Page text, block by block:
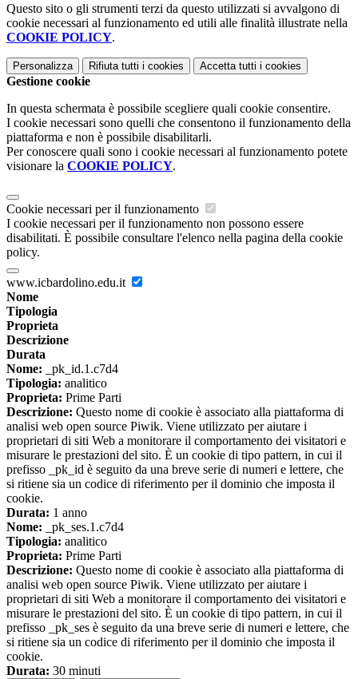
Questo sito o gli strumenti terzi da questo utilizzati si avvalgono di
cookie necessari al funzionamento ed utili alle finalità illustrate nella
COOKIE POLICY.
Personalizza Rifiuta tutti i cookies Accetta tutti i cookies
Gestione cookie
In questa schermata è possibile scegliere quali cookie consentire.
I cookie necessari sono quelli che consentono il funzionamento della
piattaforma e non è possibile disabilitarli.
Per conoscere quali sono i cookie necessari al funzionamento potete
visionare la COOKIE POLICY.
Cookie necessari per il funzionamento
I cookie necessari per il funzionamento non possono essere
disabilitati. È possibile consultare l'elenco nella pagina della cookie
policy.
www.icbardolino.edu.it
Nome
Tipologia
Proprieta
Descrizione
Durata
Nome: _pk_id.1.c7d4
Tipologia: analitico
Proprieta: Prime Parti
Descrizione: Questo nome di cookie è associato alla piattaforma di
analisi web open source Piwik. Viene utilizzato per aiutare i
proprietari di siti Web a monitorare il comportamento dei visitatori e
misurare le prestazioni del sito. È un cookie di tipo pattern, in cui il
prefisso _pk_id è seguito da una breve serie di numeri e lettere, che
si ritiene sia un codice di riferimento per il dominio che imposta il
cookie.
Durata: 1 anno
Nome: _pk_ses.1.c7d4
Tipologia: analitico
Proprieta: Prime Parti
Descrizione: Questo nome di cookie è associato alla piattaforma di
analisi web open source Piwik. Viene utilizzato per aiutare i
proprietari di siti Web a monitorare il comportamento dei visitatori e
misurare le prestazioni del sito. È un cookie di tipo pattern, in cui il
prefisso _pk_ses è seguito da una breve serie di numeri e lettere, che
si ritiene sia un codice di riferimento per il dominio che imposta il
cookie.
Durata: 30 minuti